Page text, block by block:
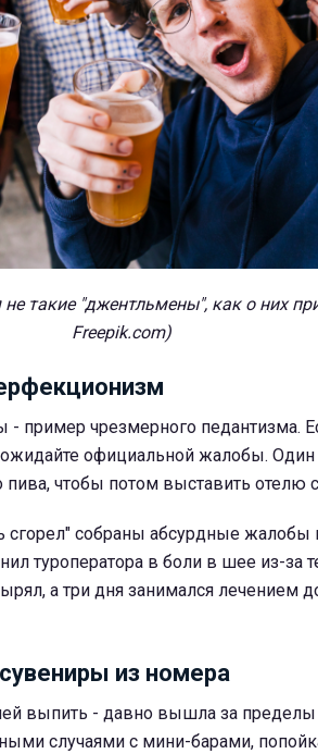
такие "джентльмены", как о них
Freepik.com)
пример чрезмерного педантизма.
ожидайте официальной жалобы.
чтобы потом выставить отелю
сгорел" собраны абсурдные
туроператора в боли в шее из-за
а три дня занимался лечением
из номера
выпить - давно вышла за пределы
случаями с мини-барами,